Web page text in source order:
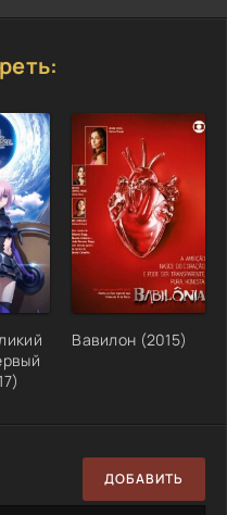
Вавилон (2015)
ДОБАВИТЬ